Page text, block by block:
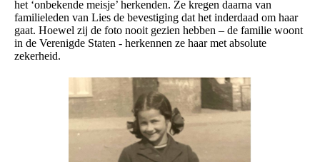
het ‘onbekende meisje’ herkenden. Ze kregen daarna van
familieleden van Lies de bevestiging dat het inderdaad om haar
gaat. Hoewel zij de foto nooit gezien hebben – de familie woont
in de Verenigde Staten - herkennen ze haar met absolute
zekerheid.